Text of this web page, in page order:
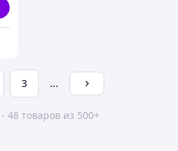
3 ...
48 товаров из 500+